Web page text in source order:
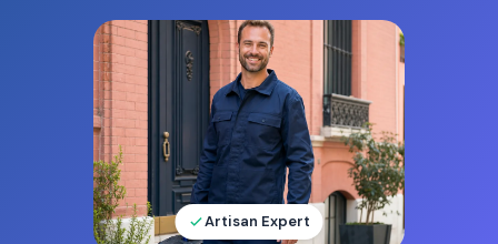
Artisan Expert